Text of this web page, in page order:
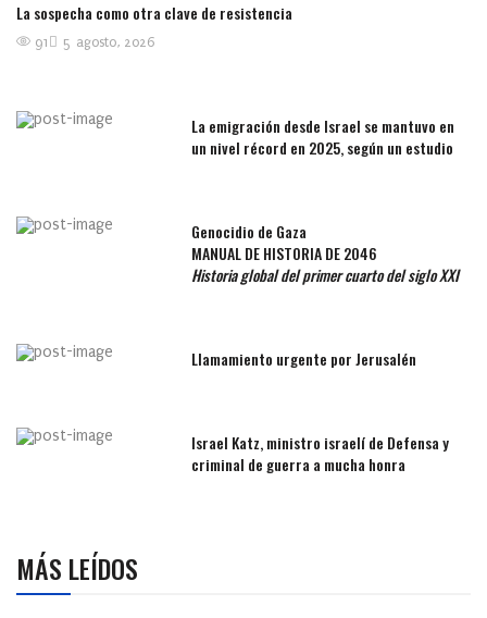
La sospecha como otra clave de resistencia
5 agosto, 2026
91
La emigración desde Israel se mantuvo en
un nivel récord en 2025, según un estudio
Genocidio de Gaza
MANUAL DE HISTORIA DE 2046
Historia global del primer cuarto del siglo XXI
Llamamiento urgente por Jerusalén
Israel Katz, ministro israelí de Defensa y
criminal de guerra a mucha honra
MÁS LEÍDOS